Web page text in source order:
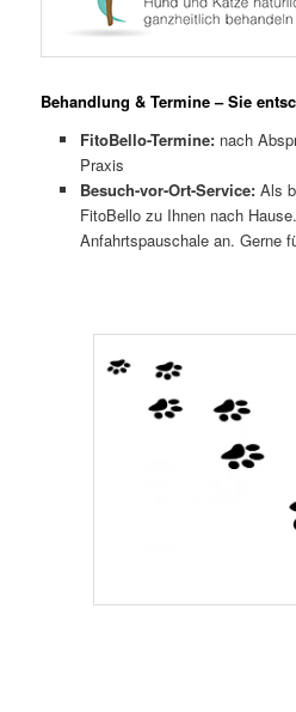
Behandlung & Termine – Sie
FitoBello-Termine:nach
Praxis
Besuch-vor-Ort-Service:Als
FitoBello zu Ihnen nach
Anfahrtspauschale an. Gerne